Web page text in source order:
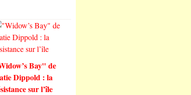
Bay" de
Dippold : la
sur l’île